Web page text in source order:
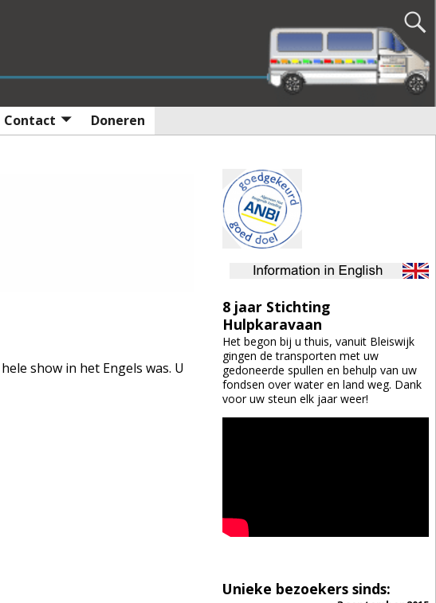
Contact
Doneren
show in het Engels was. U
8 jaar Stichting
Hulpkaravaan
Het begon bij u thuis, vanuit Bleiswijk
gingen de transporten met uw
gedoneerde spullen en behulp van uw
fondsen over water en land weg. Dank
voor uw steun elk jaar weer!
Unieke bezoekers sinds: